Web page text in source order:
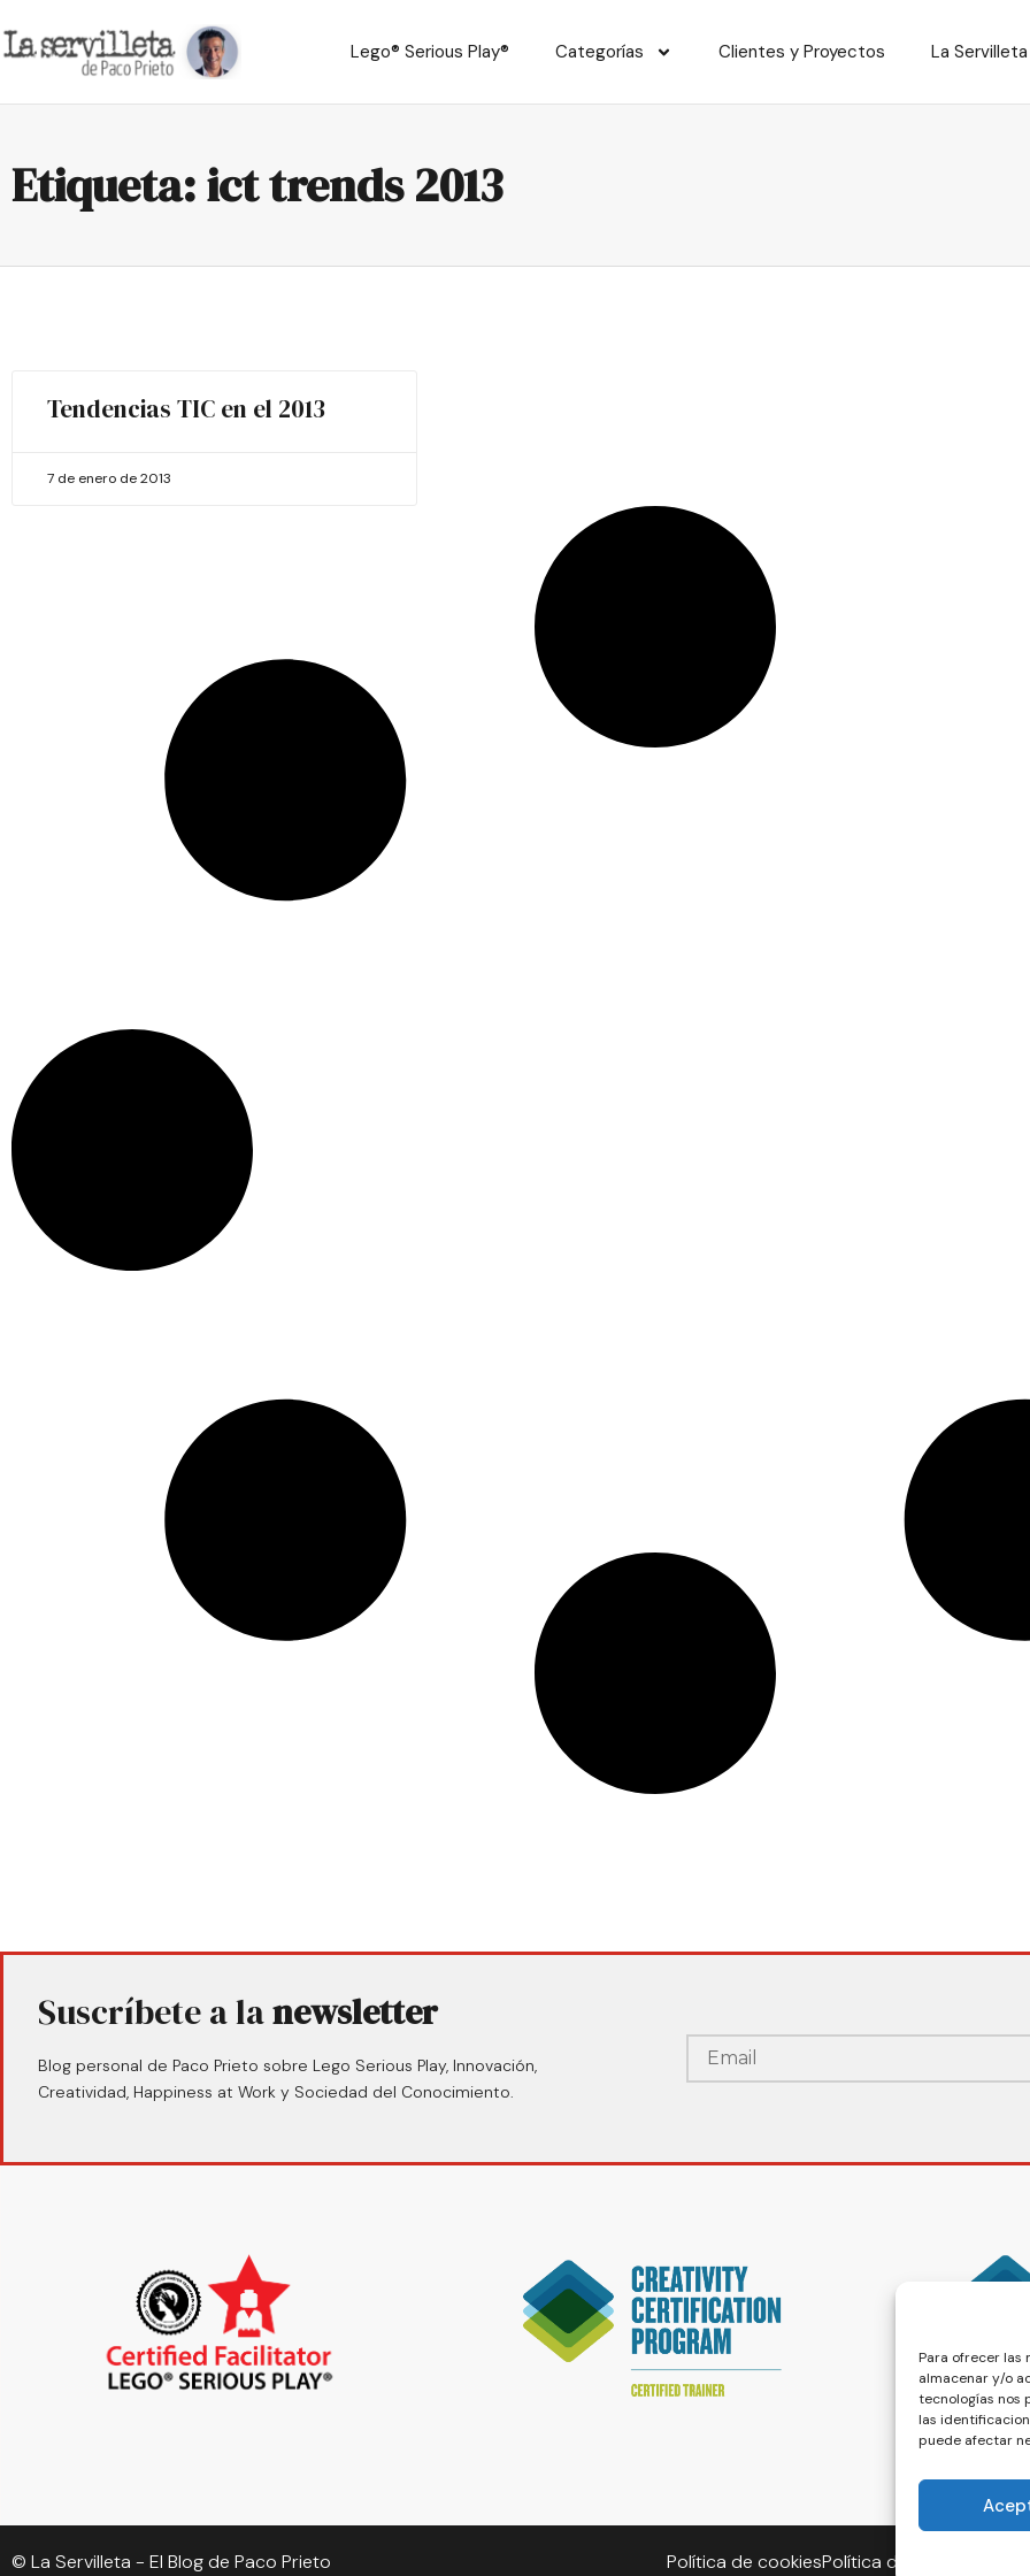
Para ofrecer las
almacenar y/o
tecnologías nos
las
puede afectar
Lego® Serious Play® Categorías Clientes y Proyectos La Servilleta
Etiqueta: ict trends 2013
Tendencias TIC en el 2013
7 de enero de 2013
Suscríbete a lanewsletter
Blog personal de Paco Prieto sobre Lego Serious Play, Innovación,
Creatividad, Happiness at Work y Sociedad del Conocimiento.
© La Servilleta - El Blog de Paco Prieto Política de cookiesPolítica de privacidad